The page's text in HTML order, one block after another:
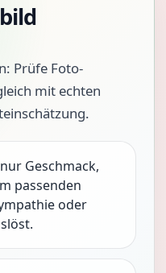
Prüfe Foto-
mit echten
Geschmack,
passenden
oder